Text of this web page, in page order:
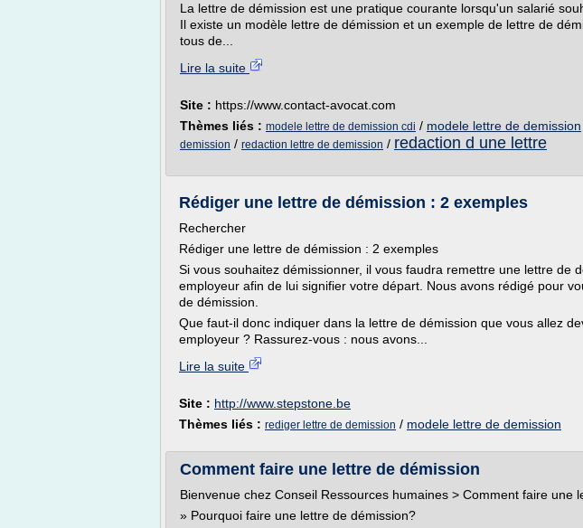
La lettre de démission est une pratique courante lorsqu'un salarié
Il existe un modèle lettre de démission et un exemple de lettre de
tous de...
Lire la suite
Site : https://www.contact-avocat.com
Thèmes liés : modele lettre de demission cdi / modele lettre de demission
demission / redaction lettre de demission / redaction d une lettre
Rédiger une lettre de démission : 2 exemples
Rechercher
Rédiger une lettre de démission : 2 exemples
Si vous souhaitez démissionner, il vous faudra remettre une lettre de
employeur afin de lui signifier votre départ. Nous avons rédigé pour
de démission.
Que faut-il donc indiquer dans la lettre de démission que vous allez
employeur ? Rassurez-vous : nous avons...
Lire la suite
Site : http://www.stepstone.be
Thèmes liés : rediger lettre de demission / modele lettre de demission
Comment faire une lettre de démission
Bienvenue chez Conseil Ressources humaines > Comment faire une
» Pourquoi faire une lettre de démission?